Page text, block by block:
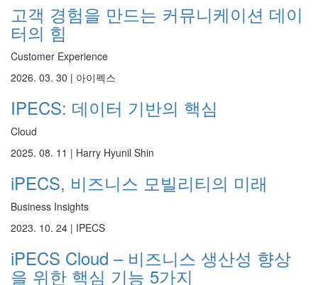
고객 경험을 만드는 커뮤니케이션 데이
터의 힘
Customer Experience
2026. 03. 30 | 아이펙스
IPECS: 데이터 기반의 핵심
Cloud
2025. 08. 11 | Harry Hyunil Shin
iPECS, 비즈니스 모빌리티의 미래
Business Insights
2023. 10. 24 | IPECS
iPECS Cloud – 비즈니스 생산성 향상
을 위한 핵심 기능 5가지